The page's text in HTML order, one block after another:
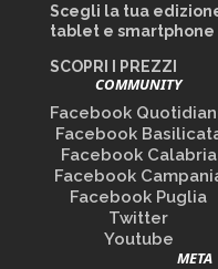
Scegli la tua
tablet e smartphone
SCOPRI I PREZZI
COMMUNITY
Facebook
Facebook
Facebook Calabria
Facebook
Facebook Puglia
Twitter
Youtube
META